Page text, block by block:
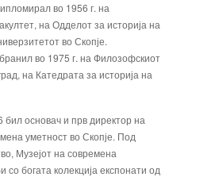
во 1956 г. на
на Одделот за историја на
во Скопје.
во 1975 г. на Филозофскиот
на Катедрата за историја на
бил основач и прв директор на
уметност во Скопје. Под
Музејот на современа
со богата колекција експонати од